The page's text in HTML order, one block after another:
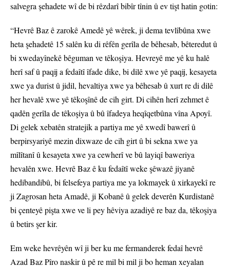
salvegra şehadete wî de bi rêzdarî bibîr tînin û ev tişt hatin gotin:
“Hevrê Baz ê zarokê Amedê yê wêrek, ji dema tevlîbûna xwe
heta şehadetê 15 salên ku di rêfên gerîla de bêhesab, bêteredut û
bi xwedayînekê bêguman ve têkoşiya. Hevreyê me yê ku halê
herî saf û paqij a fedaîtî îfade dike, bi dilê xwe yê paqij, kesayeta
xwe ya durist û jidil, hevaltiya xwe ya bêhesab û xurt re di dilê
her hevalê xwe yê têkoşînê de cih girt. Di cihên herî zehmet ê
qadên gerîla de têkoşiya û bû îfadeya heqîqetbûna vîna Apoyî.
Di gelek xebatên stratejik a partiya me yê xwedî bawerî û
berpirsyariyê mezin dixwaze de cih girt û bi sekna xwe ya
mîlîtanî û kesayeta xwe ya cewherî ve bû layiqî baweriya
hevalên xwe. Hevrê Baz ê ku fedaîtî weke şêwazê jiyanê
hedibandibû, bi felsefeya partiya me ya lokmayek û xirkayekî re
ji Zagrosan heta Amadê, ji Kobanê û gelek deverên Kurdistanê
bi çenteyê pişta xwe ve li pey hêviya azadiyê re baz da, têkoşiya
û betirs şer kir.
Em weke hevrêyên wî ji ber ku me fermanderek fedaî hevrê
Azad Baz Pîro naskir û pê re mil bi mil ji bo heman xeyalan